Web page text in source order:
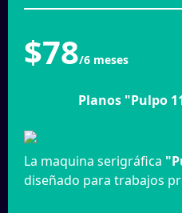
$78/6 meses
Planos "Pulpo
La maquina serigráfica
diseñado para trabajos